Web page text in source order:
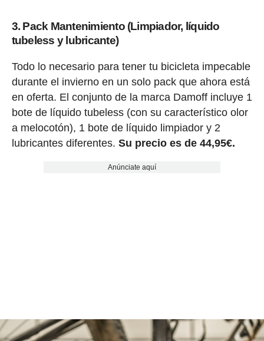
3. Pack Mantenimiento (Limpiador, líquido
tubeless y lubricante)
Todo lo necesario para tener tu bicicleta impecable
durante el invierno en un solo pack que ahora está
en oferta. El conjunto de la marca Damoff incluye 1
bote de líquido tubeless (con su característico olor
a melocotón), 1 bote de líquido limpiador y 2
lubricantes diferentes. Su precio es de 44,95€.
Anúnciate aquí